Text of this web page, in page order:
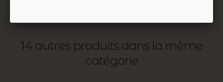
14 autres produits dans la même
catégorie